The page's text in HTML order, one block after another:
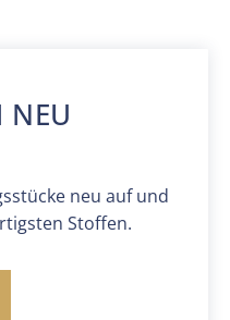
NEU
neu auf und
Stoffen.